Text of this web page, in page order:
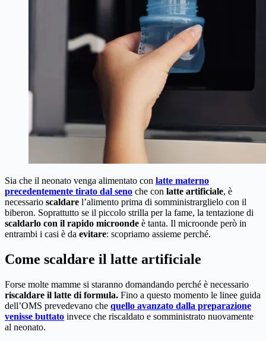
Sia che il neonato venga alimentato con latte materno
precedentemente tirato dal seno che con latte artificiale, è
necessario scaldare l’alimento prima di somministrarglielo con il
biberon. Soprattutto se il piccolo strilla per la fame, la tentazione di
scaldarlo con il rapido microonde è tanta. Il microonde però in
entrambi i casi è da evitare: scopriamo assieme perché.
Come scaldare il latte artificiale
Forse molte mamme si staranno domandando perché è necessario
riscaldare il latte di formula. Fino a questo momento le linee guida
dell’OMS prevedevano che quello avanzato dalla preparazione
venisse buttato invece che riscaldato e somministrato nuovamente
al neonato.